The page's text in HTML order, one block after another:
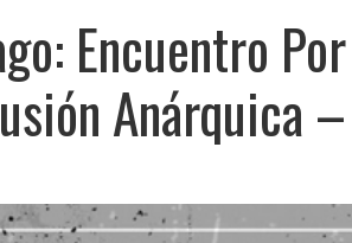
Encuentro
Anárquica